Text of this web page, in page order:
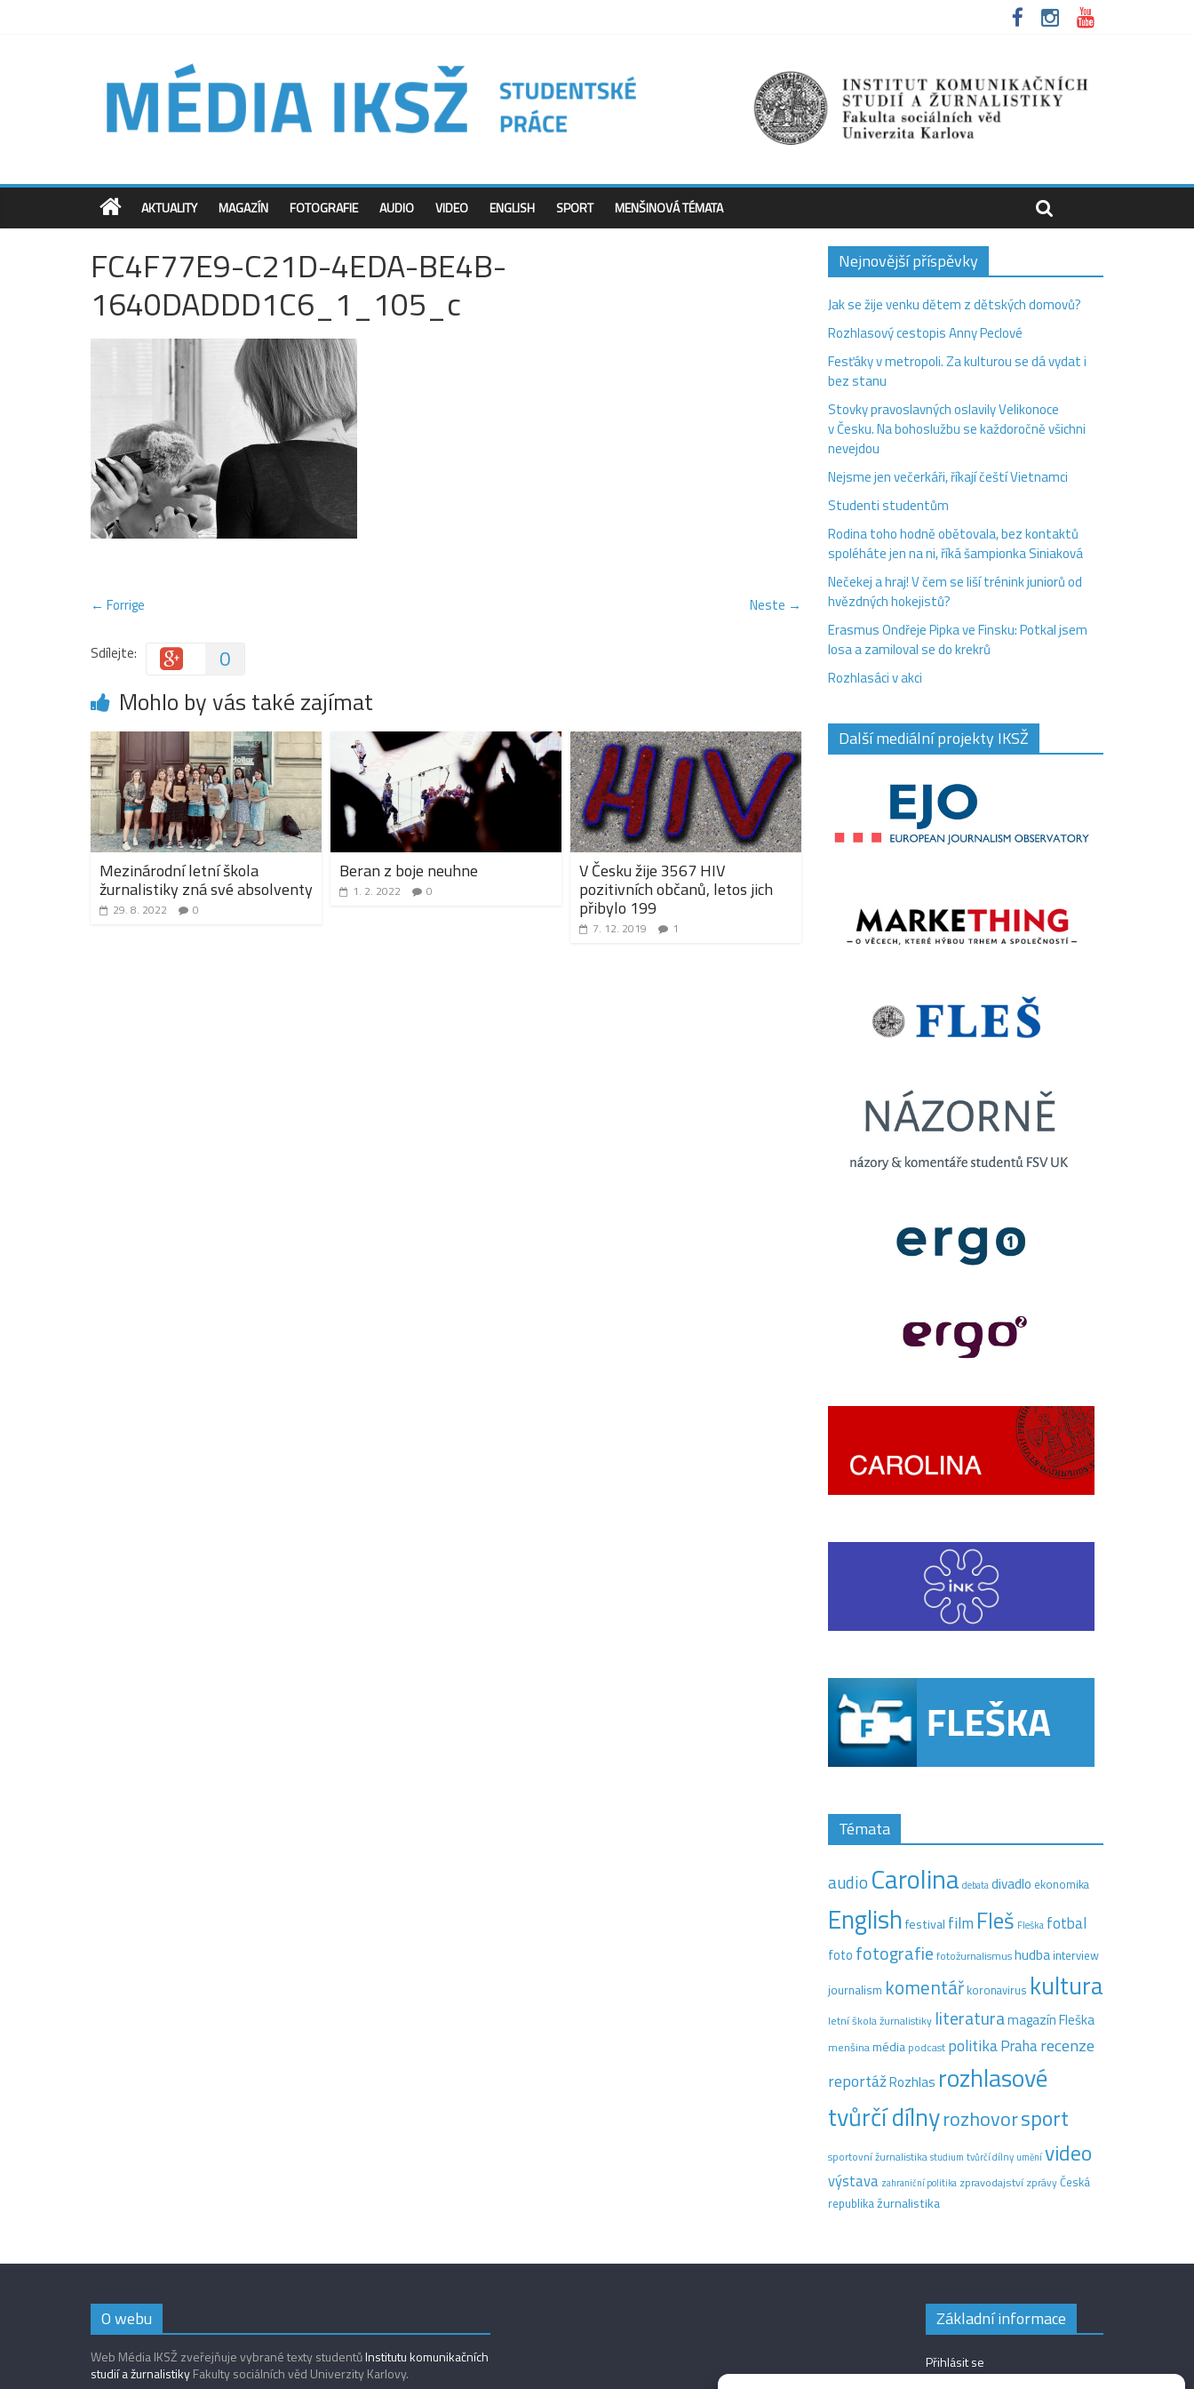
AKTUALITY MAGAZÍN FOTOGRAFIE AUDIO VIDEO ENGLISH SPORT MENŠINOVÁ TÉMATA
FC4F77E9-C21D-4EDA-BE4B-
1640DADDD1C6_1_105_c
← Forrige Neste →
Sdílejte: 0
Mohlo by vás také zajímat
Mezinárodní letní škola
žurnalistiky zná své absolventy
29. 8. 2022 0
Beran z boje neuhne
1. 2. 2022 0
V Česku žije 3567 HIV
pozitivních občanů, letos jich
přibylo 199
7. 12. 2019 1
Nejnovější příspěvky
Jak se žije venku dětem z dětských domovů?
Rozhlasový cestopis Anny Peclové
Fesťáky v metropoli. Za kulturou se dá vydat i
bez stanu
Stovky pravoslavných oslavily Velikonoce
v Česku. Na bohoslužbu se každoročně všichni
nevejdou
Nejsme jen večerkáři, říkají čeští Vietnamci
Studenti studentům
Rodina toho hodně obětovala, bez kontaktů
spoléháte jen na ni, říká šampionka Siniaková
Nečekej a hraj! V čem se liší trénink juniorů od
hvězdných hokejistů?
Erasmus Ondřeje Pipka ve Finsku: Potkal jsem
losa a zamiloval se do krekrů
Rozhlasáci v akci
Další mediální projekty IKSŽ
Témata
audio Carolina debatadivadlo ekonomika
Englishfestival film Fleš Fleška fotbal
foto fotografie fotožurnalismushudba interview
journalism komentář koronavirus kultura
letní škola žurnalistiky literaturamagazín Fleška
menšinamédia podcast politikaPraharecenze
reportážRozhlas rozhlasové
tvůrčí dílnyrozhovorsport
sportovní žurnalistikastudium tvůrčí dílny uměnívideo
výstava zahraniční politika zpravodajství zprávyČeská
republikažurnalistika
O webu
Web Média IKSŽ zveřejňuje vybrané texty studentůInstitutu komunikačních
studií a žurnalistikyFakulty sociálních věd Univerzity Karlovy.
Základní informace
Přihlásit se